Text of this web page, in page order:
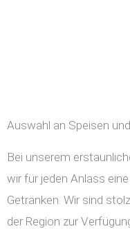
Auswahl an Speisen
Bei unserem
wir für jeden Anlass
Getränken. Wir sind
der Region zur